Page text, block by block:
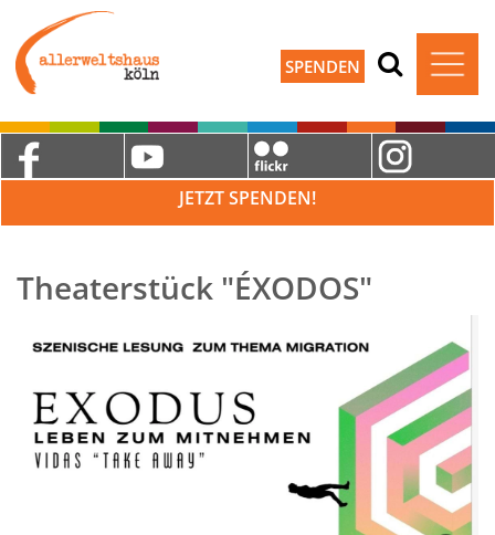
SPENDEN
JETZT SPENDEN!
Theaterstück "ÉXODOS"